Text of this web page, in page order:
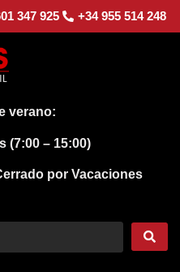
347 925 +34 955 514 248
verano:
(7:00 – 15:00)
por Vacaciones